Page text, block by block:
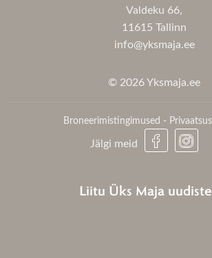
Valdeku 66,
11615 Tallinn
info@yksmaja.ee
© 2026 Yksmaja.ee
Broneerimistingimused -
Jälgi meid
Liitu Üks Maja